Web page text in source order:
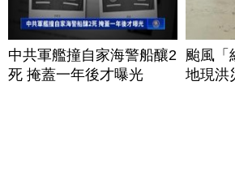
中共軍艦撞自家海警船釀2
死 掩蓋一年後才曝光
颱風「
地現洪